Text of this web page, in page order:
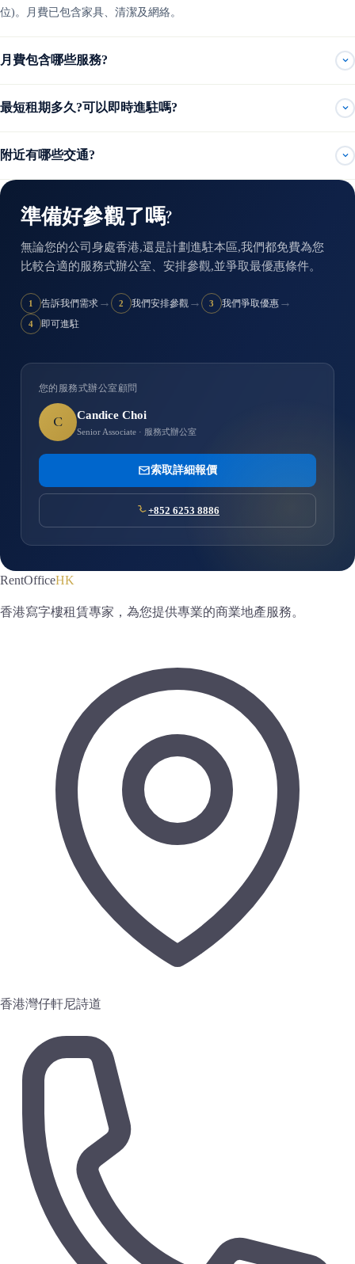
位)。月費已包含家具、清潔及網絡。
月費包含哪些服務?
最短租期多久?可以即時進駐嗎?
附近有哪些交通?
準備好參觀了嗎?
無論您的公司身處香港,還是計劃進駐本區,我們都免費為您
比較合適的服務式辦公室、安排參觀,並爭取最優惠條件。
1 告訴我們需求 → 2 我們安排參觀 → 3 我們爭取優惠 →
4 即可進駐
您的服務式辦公室顧問
C Candice Choi
Senior Associate · 服務式辦公室
索取詳細報價
+852 6253 8886
RentOfficeHK
香港寫字樓租賃專家，為您提供專業的商業地產服務。
香港灣仔軒尼詩道